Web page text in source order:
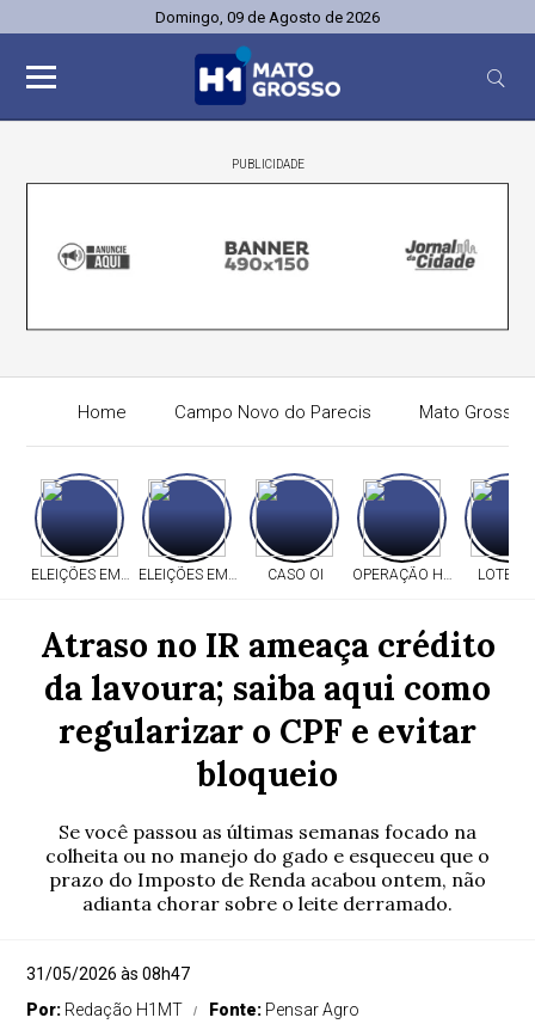
Domingo, 09 de Agosto de 2026
PUBLICIDADE
Home Campo Novo do Parecis Mato Grosso
ELEIÇÕES EM MTELEIÇÕES EM MT CASO OI OPERAÇÃO HERITAGE
Atraso no IR ameaça crédito
da lavoura; saiba aqui como
regularizar o CPF e evitar
bloqueio
Se você passou as últimas semanas focado na
colheita ou no manejo do gado e esqueceu que o
prazo do Imposto de Renda acabou ontem, não
adianta chorar sobre o leite derramado.
31/05/2026 às 08h47
Por: Redação H1MT Fonte: Pensar Agro